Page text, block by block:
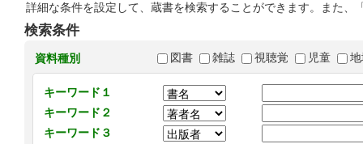
詳細な条件を設定して、蔵書を検索することができます。また
検索条件
資料種別 図書 雑誌 視聴覚 児童
キーワード１
キーワード２
キーワード３